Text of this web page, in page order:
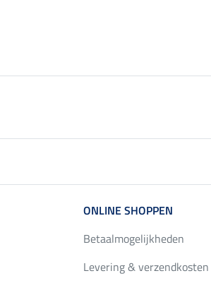
ONLINE SHOPPEN
Betaalmogelijkheden
Levering & verzendkosten